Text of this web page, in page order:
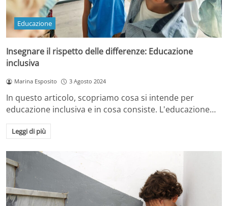
Educazione
Insegnare il rispetto delle differenze: Educazione
inclusiva
Marina Esposito 3 Agosto 2024
In questo articolo, scopriamo cosa si intende per
educazione inclusiva e in cosa consiste. L'educazione…
Leggi di più